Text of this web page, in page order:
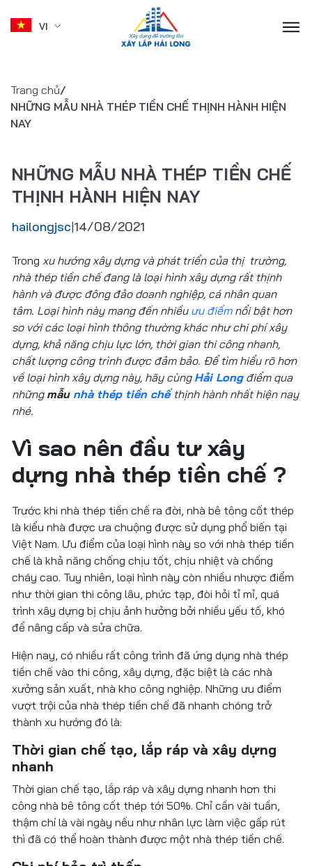
content
VI
Trang chủ/
NHỮNG MẪU NHÀ THÉP TIỀN CHẾ THỊNH HÀNH HIỆN
NAY
NHỮNG MẪU NHÀ THÉP TIỀN CHẾ
THỊNH HÀNH HIỆN NAY
hailongjsc 14/08/2021
Trong xu hướng xây dựng và phát triển của thị trường,
nhà thép tiền chế đang là loại hình xây dựng rất thịnh
hành và được đông đảo doanh nghiệp, cá nhân quan
tâm. Loại hình này mang đến nhiều ưu điểmnổi bật hơn
so với các loại hình thông thường khác như chi phí xây
dựng, khả năng chịu lực lớn, thời gian thi công nhanh,
chất lượng công trình được đảm bảo. Để tìm hiểu rõ hơn
về loại hình xây dựng này, hãy cùng Hải Longđiểm qua
những mẫu nhà thép tiền chế thịnh hành nhất hiện nay
nhé.
Vì sao nên đầu tư xây
dựng nhà thép tiền chế ?
Trước khi nhà thép tiền chế ra đời, nhà bê tông cốt thép
là kiểu nhà được ưa chuộng được sử dụng phổ biến tại
Việt Nam. Ưu điểm của loại hình này so với nhà thép tiền
chế là khả năng chống chịu tốt, chịu nhiệt và chống
cháy cao. Tuy nhiên, loại hình này còn nhiều nhược điểm
như thời gian thi công lâu, phức tạp, đòi hỏi tỉ mỉ, quá
trình xây dựng bị chịu ảnh hưởng bởi nhiều yếu tố, khó
để nâng cấp và sửa chữa.
Hiện nay, có nhiều rất công trình đã ứng dụng nhà thép
tiền chế vào thi công, xây dựng, đặc biệt là các nhà
xưởng sản xuất, nhà kho công nghiệp. Những ưu điểm
vượt trội của nhà thép tiền chế đã nhanh chóng trở
thành xu hướng đó là:
Thời gian chế tạo, lắp ráp và xây dựng
nhanh
Thời gian chế tạo, lắp ráp và xây dựng nhanh hơn thi
công nhà bê tông cốt thép tới 50%. Chỉ cần vài tuần,
thậm chí là vài ngày nếu như nhân lực làm việc gấp rút
thì đã có thể hoàn thành được một nhà thép tiền chế.